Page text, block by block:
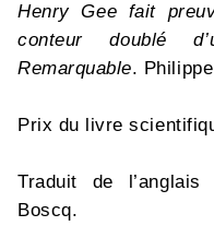
Henry Gee fait
conteur doublé
Remarquable.
Prix du livre
Traduit de l’anglais
Boscq.